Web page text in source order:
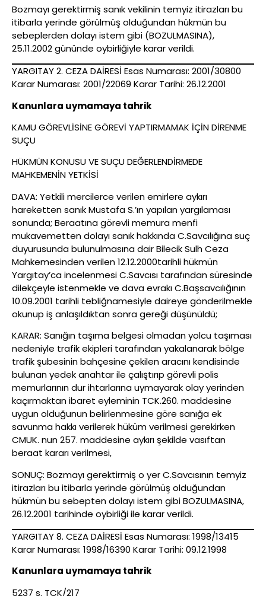
Bozmayı gerektirmiş sanık vekilinin temyiz itirazları bu
itibarla yerinde görülmüş olduğundan hükmün bu
sebeplerden dolayı istem gibi (BOZULMASINA),
25.11.2002 gününde oybirliğiyle karar verildi.
YARGITAY 2. CEZA DAİRESİ Esas Numarası: 2001/30800
Karar Numarası: 2001/22069 Karar Tarihi: 26.12.2001
Kanunlara uymamaya tahrik
KAMU GÖREVLİSİNE GÖREVİ YAPTIRMAMAK İÇİN DİRENME
SUÇU
HÜKMÜN KONUSU VE SUÇU DEĞERLENDİRMEDE
MAHKEMENİN YETKİSİ
DAVA: Yetkili mercilerce verilen emirlere aykırı
hareketten sanık Mustafa S.’ın yapılan yargılaması
sonunda; Beraatına görevli memura menfi
mukavemetten dolayı sanık hakkında C.Savcılığına suç
duyurusunda bulunulmasına dair Bilecik Sulh Ceza
Mahkemesinden verilen 12.12.2000tarihli hükmün
Yargıtay’ca incelenmesi C.Savcısı tarafından süresinde
dilekçeyle istenmekle ve dava evrakı C.Başsavcılığının
10.09.2001 tarihli tebliğnamesiyle daireye gönderilmekle
okunup iş anlaşıldıktan sonra gereği düşünüldü;
KARAR: Sanığın taşıma belgesi olmadan yolcu taşıması
nedeniyle trafik ekipleri tarafından yakalanarak bölge
trafik şubesinin bahçesine çekilen aracını kendisinde
bulunan yedek anahtar ile çalıştırıp görevli polis
memurlarının dur ihtarlarına uymayarak olay yerinden
kaçırmaktan ibaret eyleminin TCK.260. maddesine
uygun olduğunun belirlenmesine göre sanığa ek
savunma hakkı verilerek hüküm verilmesi gerekirken
CMUK. nun 257. maddesine aykırı şekilde vasıftan
beraat kararı verilmesi,
SONUÇ: Bozmayı gerektirmiş o yer C.Savcısının temyiz
itirazları bu itibarla yerinde görülmüş olduğundan
hükmün bu sebepten dolayı istem gibi BOZULMASINA,
26.12.2001 tarihinde oybirliği ile karar verildi.
YARGITAY 8. CEZA DAİRESİ Esas Numarası: 1998/13415
Karar Numarası: 1998/16390 Karar Tarihi: 09.12.1998
Kanunlara uymamaya tahrik
5237 s. TCK/217